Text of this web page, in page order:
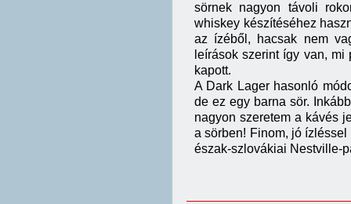
sörnek nagyon távoli
whiskey készítéséhez
az ízéből, hacsak nem
leírások szerint így van,
kapott.
A Dark Lager hasonló
de ez egy barna sör.
nagyon szeretem a kávés
a sörben! Finom, jó
észak-szlovákiai Nestville-